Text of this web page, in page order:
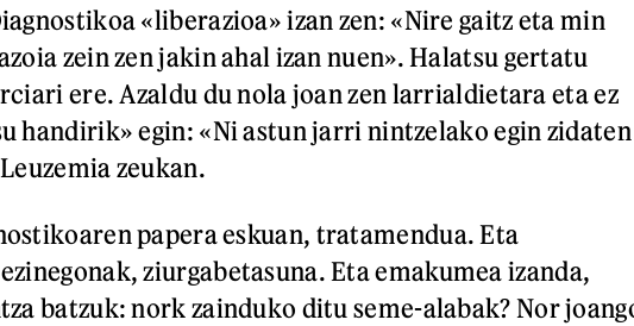
«liberazioa» izan zen: «Nire gaitz eta min
zein zen jakin ahal izan nuen». Halatsu gertatu
ere. Azaldu du nola joan zen larrialdietara eta ez
handirik» egin: «Ni astun jarri nintzelako egin zidaten
zeukan.
papera eskuan, tratamendua. Eta
ziurgabetasuna. Eta emakumea izanda,
batzuk: nork zainduko ditu seme-alabak? Nor